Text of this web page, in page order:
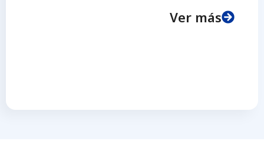
Ver más